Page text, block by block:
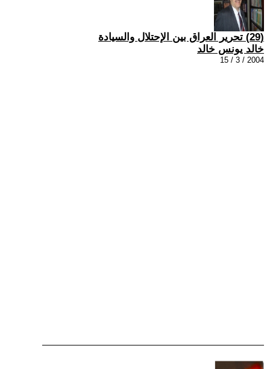
(29) تحرير العراق بين الإحتلال والسيادة
خالد يونس خالد
2004 / 3 / 15